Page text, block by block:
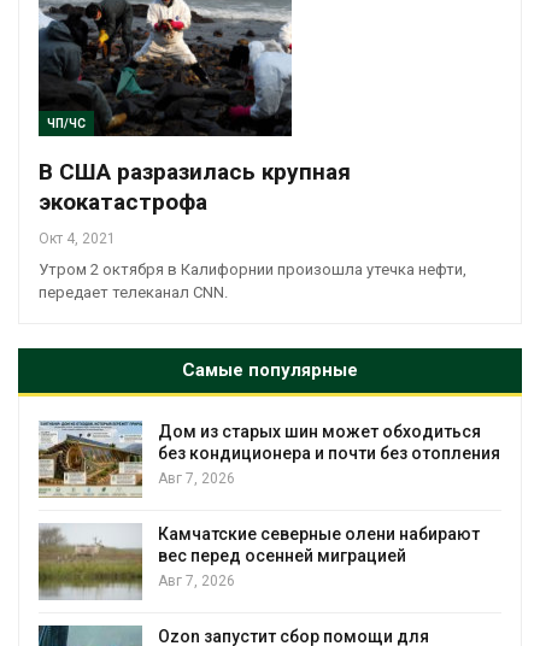
ЧП/ЧС
В США разразилась крупная
экокатастрофа
Окт 4, 2021
Утром 2 октября в Калифорнии произошла утечка нефти,
передает телеканал CNN.
Самые популярные
Названы ведущие экологические НКО
России по итогам 2025 года
Авг 7, 2026
Тайфун, засуха и пожары: сразу
несколько регионов столкнулись с
экстремальными природными
Авг 7, 2026